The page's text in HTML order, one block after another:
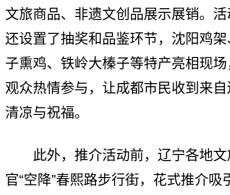
文旅商品、非遗文创品展示展销。
还设置了抽奖和品鉴环节，沈阳鸡
子熏鸡、铁岭大榛子等特产亮相现
观众热情参与，让成都市民收到来
清凉与祝福。
此外，推介活动前，辽宁各地文
官“空降”春熙路步行街，花式推介吸